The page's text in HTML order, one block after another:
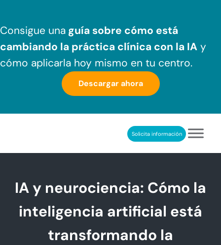
Consigue una guía sobre cómo está
cambiando la práctica clínica con la IA y
cómo aplicarla hoy mismo en tu centro.
Descargar ahora
REHABILITACIÓN COGNITIVA PROFESIONALSolicita información
IA y neurociencia: Cómo la
inteligencia artificial está
transformando la